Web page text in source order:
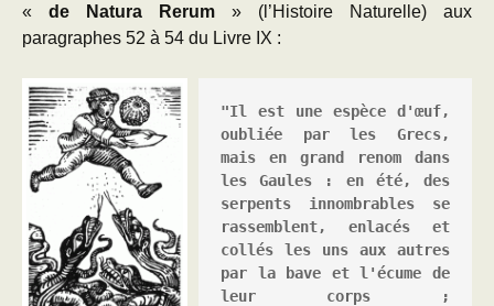
« de Natura Rerum » (l’Histoire Naturelle) aux
paragraphes 52 à 54 du Livre IX :
"Il est une espèce d'œuf,
oubliée par les Grecs,
mais en grand renom dans
les Gaules : en été, des
serpents innombrables se
rassemblent, enlacés et
collés les uns aux autres
par la bave et l'écume de
leur corps ;